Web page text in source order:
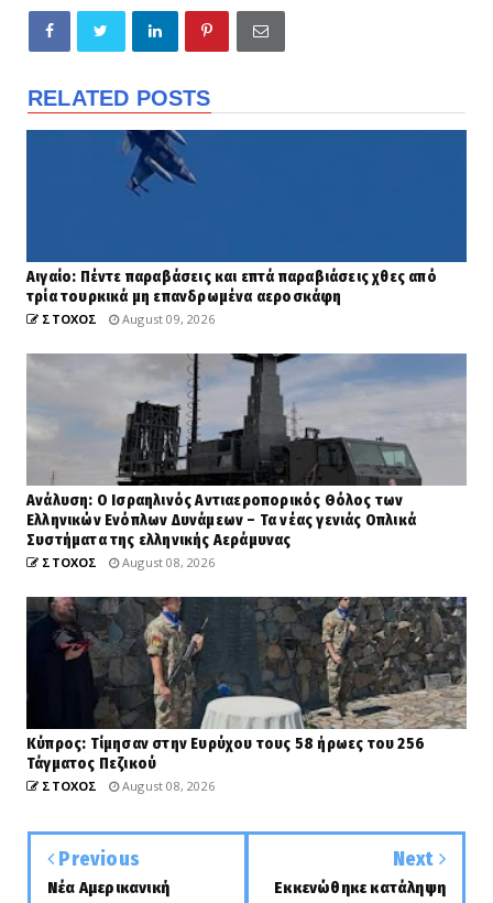
RELATED POSTS
Αιγαίο: Πέντε παραβάσεις και επτά παραβιάσεις χθες από
τρία τουρκικά μη επανδρωμένα αεροσκάφη
ΣΤΟΧΟΣ August 09, 2026
Ανάλυση: Ο Ισραηλινός Αντιαεροπορικός Θόλος των
Ελληνικών Ενόπλων Δυνάμεων – Τα νέας γενιάς Οπλικά
Συστήματα της ελληνικής Αεράμυνας
ΣΤΟΧΟΣ August 08, 2026
Κύπρος: Τίμησαν στην Ευρύχου τους 58 ήρωες του 256
Τάγματος Πεζικού
ΣΤΟΧΟΣ August 08, 2026
Previous
Nέα Αμερικανική
Next
Εκκενώθηκε κατάληψη